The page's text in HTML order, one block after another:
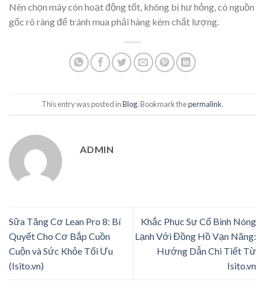
Nên chọn máy còn hoạt động tốt, không bị hư hỏng, có nguồn
gốc rõ ràng để tránh mua phải hàng kém chất lượng.
This entry was posted inBlog. Bookmark thepermalink.
ADMIN
Sữa Tăng Cơ Lean Pro 8: Bí
Quyết Cho Cơ Bắp Cuồn
Cuộn và Sức Khỏe Tối Ưu
(Isito.vn)
Khắc Phục Sự Cố Bình Nóng
Lạnh Với Đồng Hồ Vạn Năng:
Hướng Dẫn Chi Tiết Từ
Isito.vn